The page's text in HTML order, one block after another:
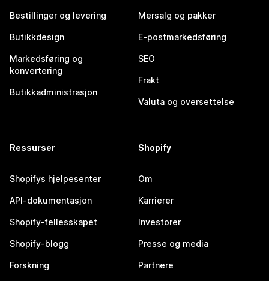
Bestillinger og levering
Butikkdesign
Markedsføring og
konvertering
Butikkadministrasjon
Mersalg og pakker
E-postmarkedsføring
SEO
Frakt
Valuta og oversettelse
Ressurser
Shopifys hjelpesenter
API-dokumentasjon
Shopify-fellesskapet
Shopify-blogg
Forskning
Shopify
Om
Karrierer
Investorer
Presse og media
Partnere